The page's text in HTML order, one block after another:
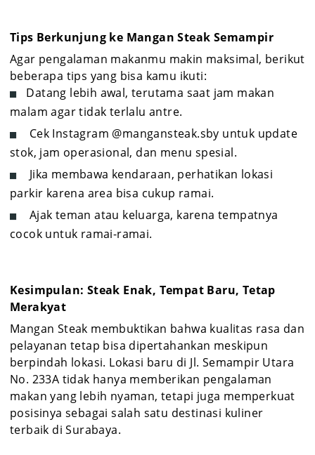
Tips Berkunjung ke Mangan Steak Semampir
Agar pengalaman makanmu makin maksimal, berikut
beberapa tips yang bisa kamu ikuti:
Datang lebih awal, terutama saat jam makan
malam agar tidak terlalu antre.
Cek Instagram @mangansteak.sby untuk update
stok, jam operasional, dan menu spesial.
Jika membawa kendaraan, perhatikan lokasi
parkir karena area bisa cukup ramai.
Ajak teman atau keluarga, karena tempatnya
cocok untuk ramai-ramai.
Kesimpulan: Steak Enak, Tempat Baru, Tetap
Merakyat
Mangan Steak membuktikan bahwa kualitas rasa dan
pelayanan tetap bisa dipertahankan meskipun
berpindah lokasi. Lokasi baru di Jl. Semampir Utara
No. 233A tidak hanya memberikan pengalaman
makan yang lebih nyaman, tetapi juga memperkuat
posisinya sebagai salah satu destinasi kuliner
terbaik di Surabaya.